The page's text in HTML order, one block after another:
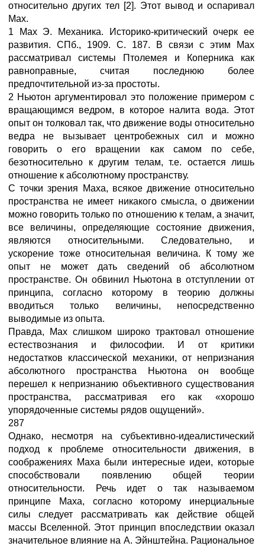
относительно других тел [2]. Этот вывод и оспаривал
Мах.
1 Мах Э. Механика. Историко-критический очерк ее
развития. СПб., 1909. С. 187. В связи с этим Мах
рассматривал системы Птолемея и Коперника как
равноправные, считая последнюю более
предпочтительной из-за простоты.
2 Ньютон аргументировал это положение примером с
вращающимся ведром, в которое налита вода. Этот
опыт он толковал так, что движение воды относительно
ведра не вызывает центробежных сил и можно
говорить о его вращении как самом по себе,
безотносительно к другим телам, т.е. остается лишь
отношение к абсолютному пространству.
С точки зрения Маха, всякое движение относительно
пространства не имеет никакого смысла, о движении
можно говорить только по отношению к телам, а значит,
все величины, определяющие состояние движения,
являются относительными. Следовательно, и
ускорение тоже относительная величина. К тому же
опыт не может дать сведений об абсолютном
пространстве. Он обвинил Ньютона в отступлении от
принципа, согласно которому в теорию должны
вводиться только величины, непосредственно
выводимые из опыта.
Правда, Мах слишком широко трактовал отношение
естествознания и философии. И от критики
недостатков классической механики, от непризнания
абсолютного пространства Ньютона он вообще
перешел к непризнанию объективного существования
пространства, рассматривая его как «хорошо
упорядоченные системы рядов ощущений».
287
Однако, несмотря на субъективно-идеалистический
подход к проблеме относительности движения, в
соображениях Маха были интересные идеи, которые
способствовали появлению общей теории
относительности. Речь идет о так называемом
принципе Маха, согласно которому инерциальные
силы следует рассматривать как действие общей
массы Вселенной. Этот принцип впоследствии оказал
значительное влияние на А. Эйнштейна. Рациональное